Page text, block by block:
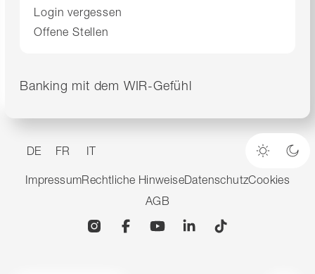
Login vergessen
Offene Stellen
Banking mit dem WIR-Gefühl
DE FR IT
Heller
ImpressumRechtliche HinweiseDatenschutzCookies
AGB
InstagramFacebookYouTubeLinkedin